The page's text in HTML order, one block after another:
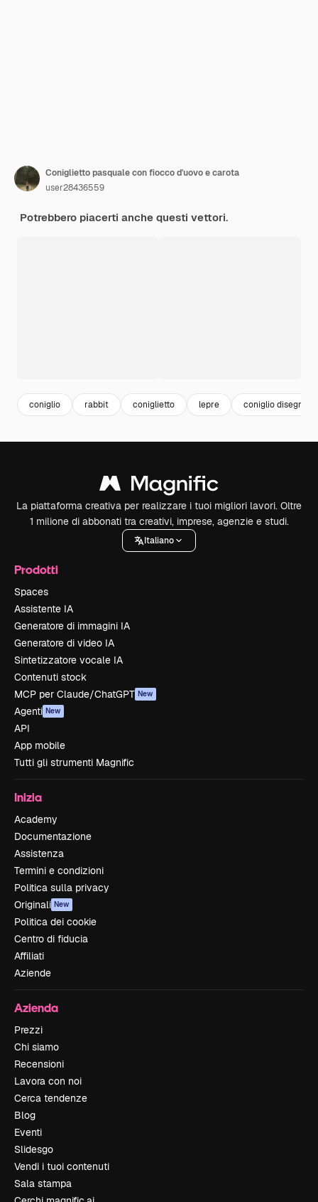
Coniglietto pasquale con fiocco d'uovo e carota
user28436559
Potrebbero piacerti anche questi vettori.
coniglio rabbit coniglietto lepre coniglio disegno
La piattaforma creativa per realizzare i tuoi migliori lavori. Oltre
1 milione di abbonati tra creativi, imprese, agenzie e studi.
Italiano
Prodotti
Spaces
Assistente IA
Generatore di immagini IA
Generatore di video IA
Sintetizzatore vocale IA
Contenuti stock
MCP per Claude/ChatGPT New
Agenti New
API
App mobile
Tutti gli strumenti Magnific
Inizia
Academy
Documentazione
Assistenza
Termini e condizioni
Politica sulla privacy
Originali New
Politica dei cookie
Centro di fiducia
Affiliati
Aziende
Azienda
Prezzi
Chi siamo
Recensioni
Lavora con noi
Cerca tendenze
Blog
Eventi
Slidesgo
Vendi i tuoi contenuti
Sala stampa